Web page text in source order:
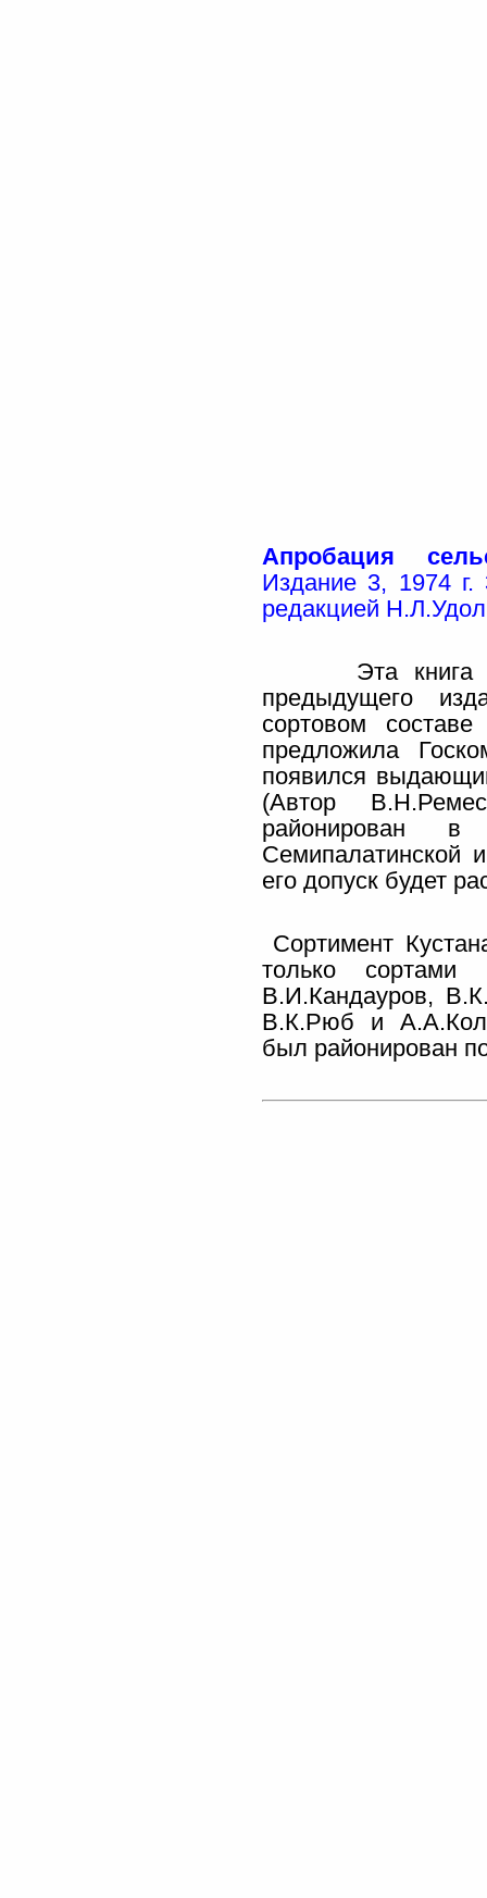
Апробация
Издание 3, 1974
редакцией
Эта книга
предыдущего
сортовом
предложила
появился
(Автор
районирован в
Семипалатинской
его допуск будет
Сортимент
только
В.И.Кандауров,
В.К.Рюб и
был районирован